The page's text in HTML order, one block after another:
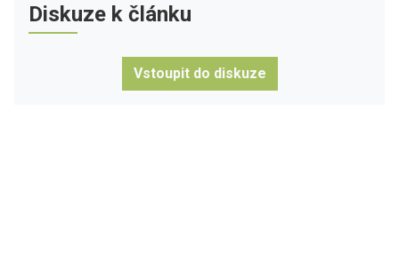
Diskuze k článku
Vstoupit do diskuze